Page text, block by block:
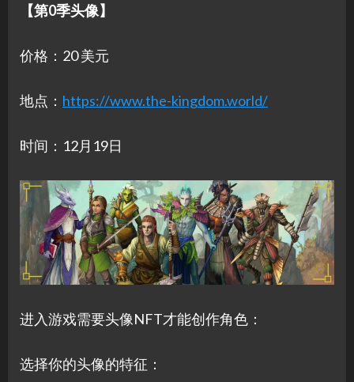
【第0季头像】
价格：20 美元
地点： https://www.the-kingdom.world/
时间：12月19日
进入游戏需要头像NFT才能创作角色：
选择你的头像的特征：